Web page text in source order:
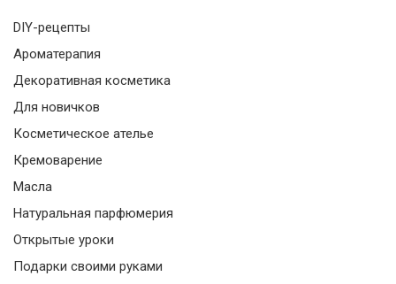
DIY-рецепты
Ароматерапия
Декоративная косметика
Для новичков
Косметическое ателье
Кремоварение
Масла
Натуральная парфюмерия
Открытые уроки
Подарки своими руками